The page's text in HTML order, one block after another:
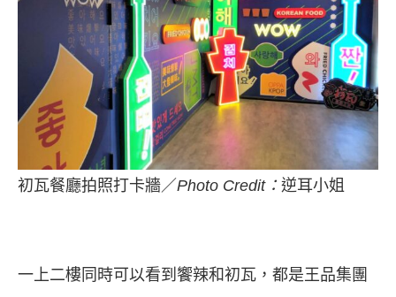
初瓦餐廳拍照打卡牆／Photo Credit： 逆耳小姐
一上二樓同時可以看到饗辣和初瓦，都是王品集團